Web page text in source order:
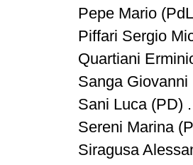
Pepe Mario
Piffari Sergio
Quartiani
Sanga
Sani Luca (PD)
Sereni Marina
Siragusa